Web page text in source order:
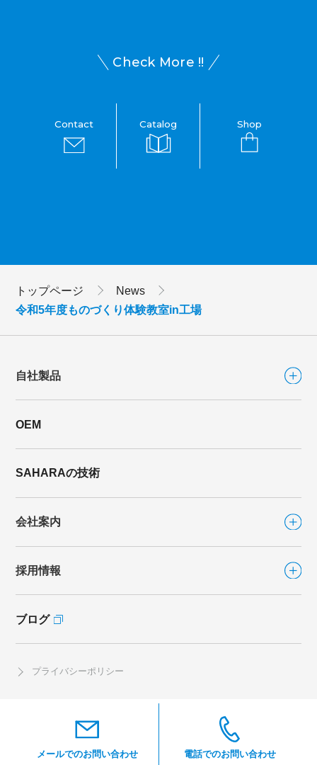
Check More !!
Contact Catalog Shop
トップページ
News
令和5年度ものづくり体験教室in工場
メールでのお問い合わせ 電話でのお問い合わせ
自社製品
自社製品TOP
シリーズから選ぶ
ブレスシリーズ
ルーバーブレス
湯快ルーバーブレス
OEM
SAHARAの技術
会社案内
会社案内TOP
社長あいさつ
沿革
採用情報
採用情報TOP
社員インタビュー
ブログ
プライバシーポリシー